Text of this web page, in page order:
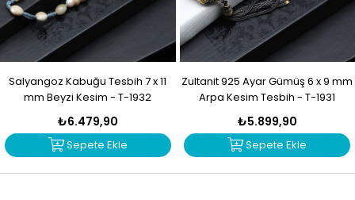
Salyangoz Kabuğu Tesbih 7 x 11
mm Beyzi Kesim - T-1932
₺6.479,90
Sepete Ekle
Zultanit 925 Ayar Gümüş 6 x 9 mm
Arpa Kesim Tesbih - T-1931
₺5.899,90
Sepete Ekle